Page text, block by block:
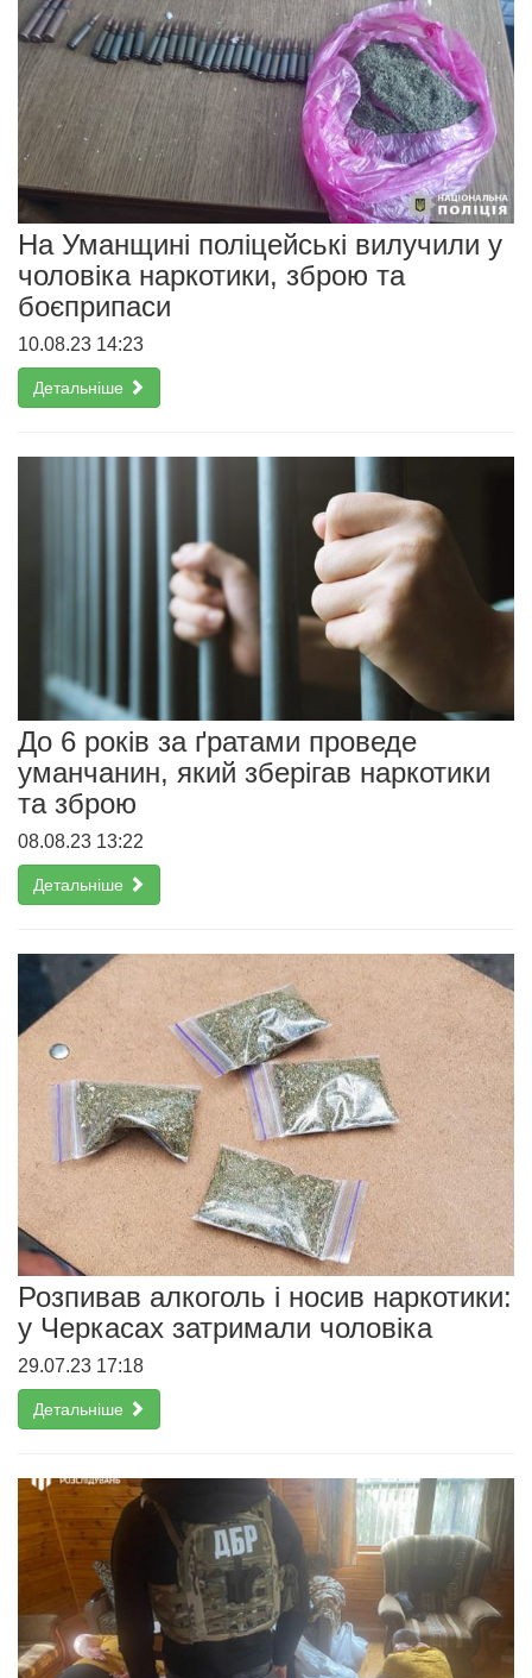
На Уманщині поліцейські вилучили у
чоловіка наркотики, зброю та
боєприпаси
10.08.23 14:23
Детальніше
До 6 років за ґратами проведе
уманчанин, який зберігав наркотики
та зброю
08.08.23 13:22
Детальніше
Розпивав алкоголь і носив наркотики:
у Черкасах затримали чоловіка
29.07.23 17:18
Детальніше